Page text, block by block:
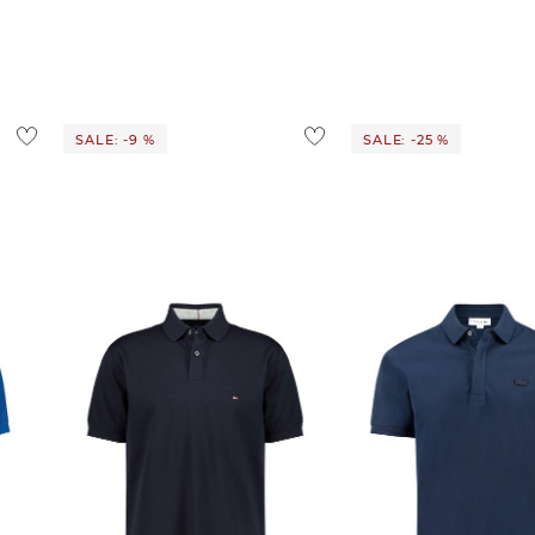
Ausland findest du hier
SALE: -9 % SALE: -25 %